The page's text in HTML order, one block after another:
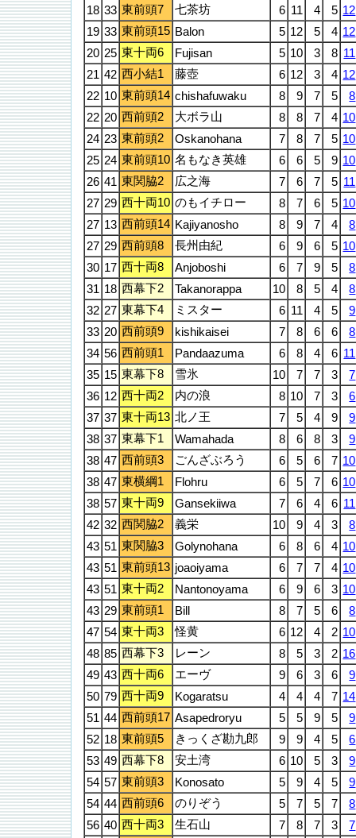
18 33 東前頭7 七茶坊 6 11 4 5 12
19 33 東前頭15 Balon 5 12 5 4 12
20 25 東十両6 Fujisan 5 10 3 8 11
21 42 西小結1 藤壺 6 12 3 4 12
22 10 東前頭14 chishafuwaku 8 9 7 5
8
22 20 西前頭2 大ボラ山 8 8 7 4 10
24 23 東前頭2 Oskanohana 7 8 7 5 10
25 24 東前頭10 名もなき英雄 6 6 5 9 10
26 41 東関脇2 広之海 7 6 7 5 11
27 29 西十両10 のもイチロー 8 7 6 5 10
27 13 西前頭14 Kajiyanosho 8 9 7 4
8
27 29 西前頭8 長州由紀 6 9 6 5 10
30 17 西十両8 Anjoboshi 6 7 9 5
8
31 18 西幕下2 Takanorappa 10 8 5 4
8
32 27 東幕下4 ミスター 6 11 4 5
9
33 20 西前頭9 kishikaisei 7 8 6 6
8
34 56 西前頭1 Pandaazuma 6 8 4 6 11
35 15 東幕下8 雪氷 10 7 7 3
7
36 12 西十両2 内の浪 8 10 7 3
6
37 37 東十両13 北ノ王 7 5 4 9
9
38 37 東幕下1 Wamahada 8 6 8 3
9
38 47 西前頭3 ごんざぶろう 6 5 6 7 10
38 47 東横綱1 Flohru 6 5 7 6 10
38 57 東十両9 Gansekiiwa 7 6 4 6 11
42 32 西関脇2 義栄 10 9 4 3
8
43 51 東関脇3 Golynohana 6 8 6 4 10
43 51 東前頭13 joaoiyama 6 7 7 4 10
43 51 東十両2 Nantonoyama 6 9 6 3 10
43 29 東前頭1 Bill 8 7 5 6
8
47 54 東十両3 怪黄 6 12 4 2 10
48 85 西幕下3 レーン 8 5 3 2 16
49 43 西十両6 エーヴ 9 6 3 6
9
50 79 西十両9 Kogaratsu 4 4 4 7 14
51 44 西前頭17 Asapedroryu 5 5 9 5
9
52 18 東前頭5 きっくざ勘九郎 9 9 4 5
6
53 49 西幕下8 安土湾 6 10 5 3
9
54 57 東前頭3 Konosato 5 9 4 5
9
54 44 西前頭6 のりぞう 5 7 5 7
8
56 40 西十両3 生石山 7 8 7 3
7